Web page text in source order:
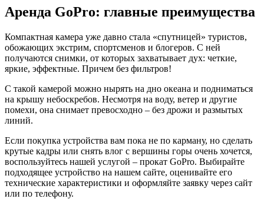
Аренда GoPro: главные преимущества
Компактная камера уже давно стала «спутницей» туристов,
обожающих экстрим, спортсменов и блогеров. С ней
получаются снимки, от которых захватывает дух: четкие,
яркие, эффектные. Причем без фильтров!
С такой камерой можно нырять на дно океана и подниматься
на крышу небоскребов. Несмотря на воду, ветер и другие
помехи, она снимает превосходно – без дрожи и размытых
линий.
Если покупка устройства вам пока не по карману, но сделать
крутые кадры или снять влог с вершины горы очень хочется,
воспользуйтесь нашей услугой – прокат GoPro. Выбирайте
подходящее устройство на нашем сайте, оценивайте его
технические характеристики и оформляйте заявку через сайт
или по телефону.